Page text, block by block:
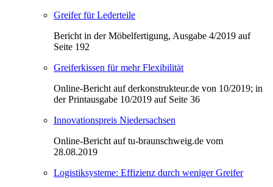
Greifer für Lederteile
Bericht in der Möbelfertigung, Ausgabe 4/2019 auf
Seite 192
Greiferkissen für mehr Flexibilität
Online-Bericht auf derkonstrukteur.de von 10/2019; in
der Printausgabe 10/2019 auf Seite 36
Innovationspreis Niedersachsen
Online-Bericht auf tu-braunschweig.de vom
28.08.2019
Logistiksysteme: Effizienz durch weniger Greifer